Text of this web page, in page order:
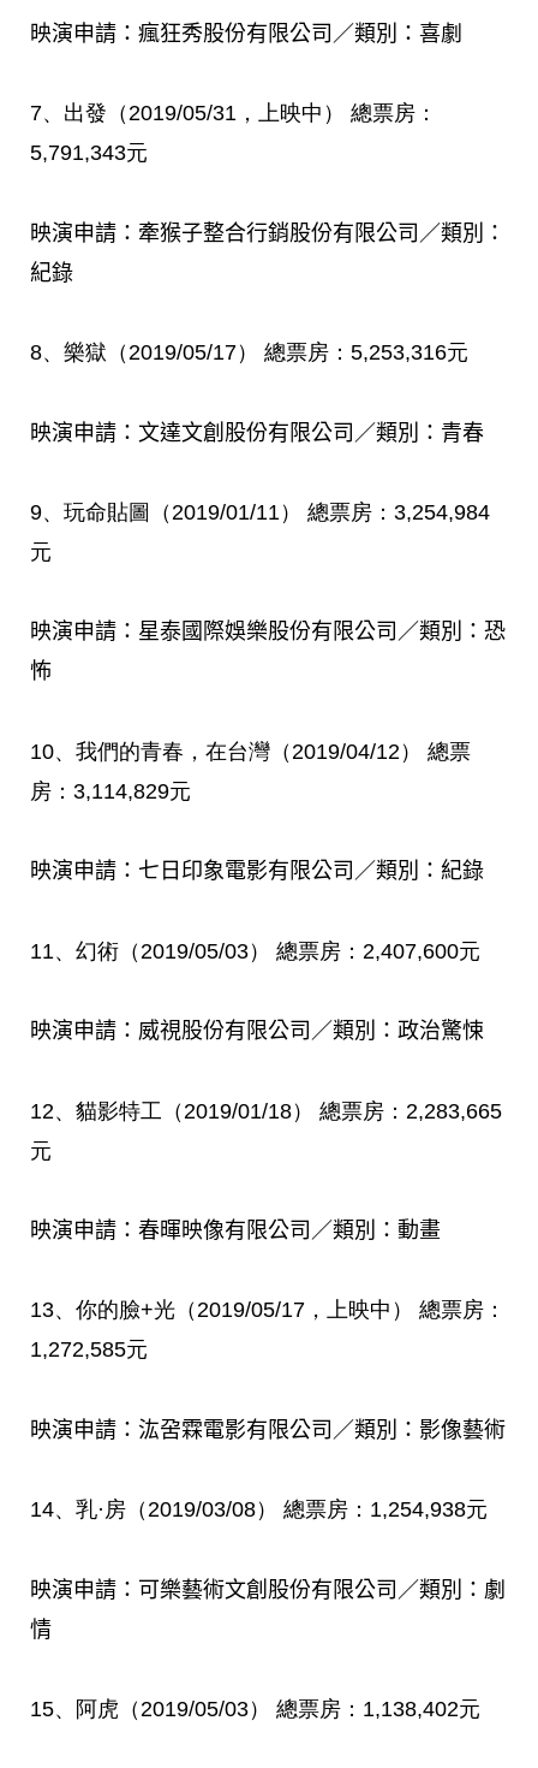
映演申請：瘋狂秀股份有限公司／類別：喜劇
7、出發（2019/05/31 ， 上映中 ）
總票房：
5,791,343元
映演申請：牽猴子整合行銷股份有限公司／類別：
紀錄
8、樂獄（2019/05/17） 總票房： 5,253,316元
映演申請：文達文創股份有限公司／類別：青春
9、玩命貼圖（ 2019/01/11 ） 總票房： 3,254,984
元
映演申請：星泰國際娛樂股份有限公司／類別：恐
怖
10、我們的青春，在台灣（ 2019/04/12 ）
總票
房： 3,114,829元
映演申請：七日印象電影有限公司／類別：紀錄
11、幻術（ 2019/05/03） 總票房： 2,407,600元
映演申請：威視股份有限公司／類別：政治驚悚
12、貓影特工（ 2019/01/18） 總票房： 2,283,665
元
映演申請：春暉映像有限公司／類別：動畫
13、你的臉+光（2019/05/17 ， 上映中 ）
總票房：
1,272,585元
映演申請：汯呄霖電影有限公司／類別：影像藝術
14、乳·房（2019/03/08） 總票房： 1,254,938元
映演申請：可樂藝術文創股份有限公司／類別：劇
情
15、阿虎（2019/05/03） 總票房： 1,138,402元